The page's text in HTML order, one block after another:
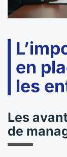
en
les
Les
de